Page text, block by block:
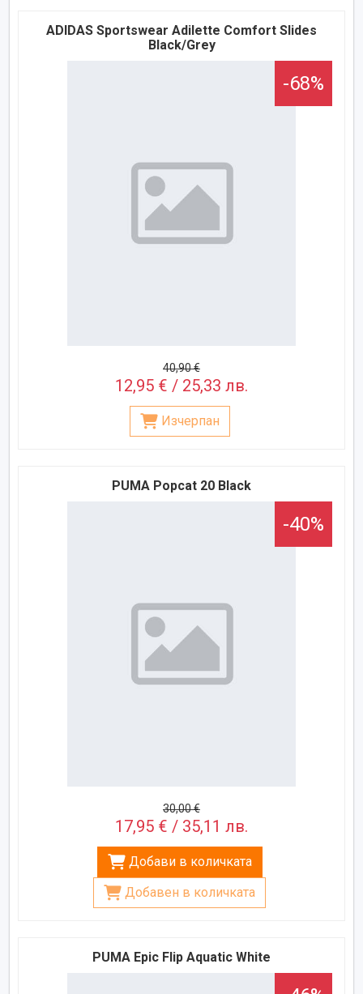
ADIDAS Sportswear Adilette Comfort Slides
Black/Grey
-68%
40,90 €
12,95 € / 25,33 лв.
Изчерпан
PUMA Popcat 20 Black
-40%
30,00 €
17,95 € / 35,11 лв.
Добави в количката
Добавен в количката
PUMA Epic Flip Aquatic White